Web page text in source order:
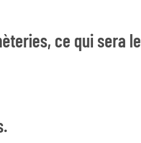
ce qui sera le